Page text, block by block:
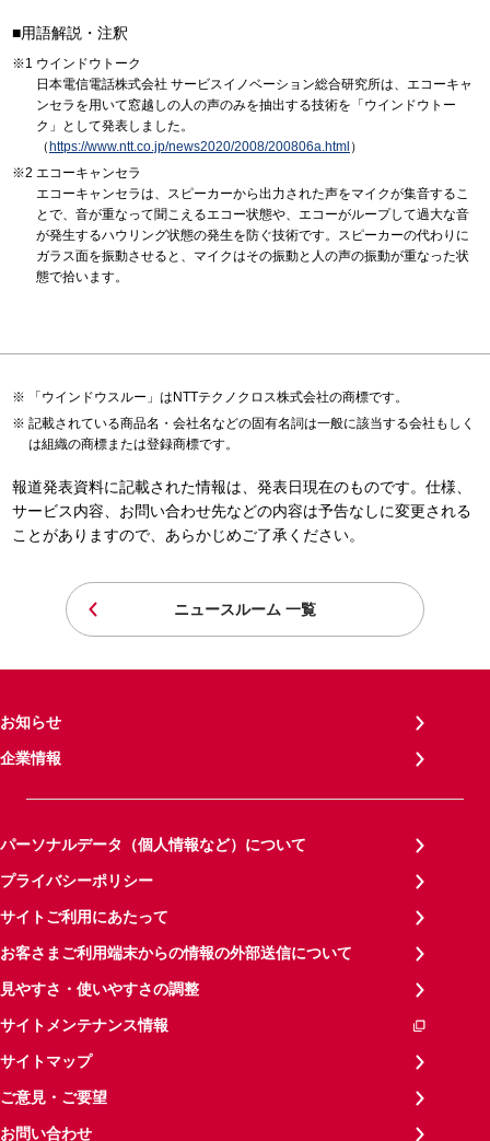
■用語解説・注釈
ウインドウトーク
日本電信電話株式会社 サービスイノベーション総合研究所は、エコーキャ
ンセラを用いて窓越しの人の声のみを抽出する技術を「ウインドウトー
ク」として発表しました。
（ https://www.ntt.co.jp/news2020/2008/200806a.html ）
エコーキャンセラ
エコーキャンセラは、スピーカーから出力された声をマイクが集音するこ
とで、音が重なって聞こえるエコー状態や、エコーがループして過大な音
が発生するハウリング状態の発生を防ぐ技術です。スピーカーの代わりに
ガラス面を振動させると、マイクはその振動と人の声の振動が重なった状
態で拾います。
「ウインドウスルー」はNTTテクノクロス株式会社の商標です。
記載されている商品名・会社名などの固有名詞は一般に該当する会社もしく
は組織の商標または登録商標です。
報道発表資料に記載された情報は、発表日現在のものです。仕様、
サービス内容、お問い合わせ先などの内容は予告なしに変更される
ことがありますので、あらかじめご了承ください。
ニュースルーム 一覧
お知らせ
企業情報
パーソナルデータ（個人情報など）について
プライバシーポリシー
サイトご利用にあたって
お客さまご利用端末からの情報の外部送信について
見やすさ・使いやすさの調整
サイトメンテナンス情報
サイトマップ
ご意見・ご要望
お問い合わせ